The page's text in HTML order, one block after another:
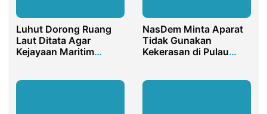
Luhut Dorong Ruang
Laut Ditata Agar
Kejayaan Maritim
NasDem Minta Aparat
Tidak Gunakan
Kekerasan di Pulau